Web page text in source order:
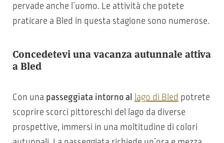
pervade anche l’uomo. Le attività che potete
praticare a Bled in questa stagione sono numerose.
Concedetevi una vacanza autunnale attiva
a Bled
Con una passeggiata intorno al lago di Bled potrete
scoprire scorci pittoreschi del lago da diverse
prospettive, immersi in una moltitudine di colori